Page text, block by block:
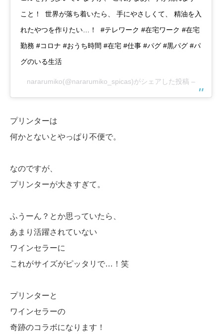
こと！ 世界が落ち着いたら、 手にやさしくて、 精油を入
れたやつを作りたい…！ #テレワーク #在宅ワーク #在宅
勤務 #コロナ #おうち時間 #在宅 #仕事 #パグ #黒パグ #パ
グのいる生活
nararumiko(@nararumiko_spicas)がシェアした投稿 –
プリンターは
何かとないとやっぱり不便で。
なのですが、
プリンターが大きすぎて。
ふうーん？とか思っていたら、
あまり活躍されていない
ワインセラーに
これがサイズがピッタリで…！笑
プリンターと
ワインセラーの
奇跡のコラボになります！